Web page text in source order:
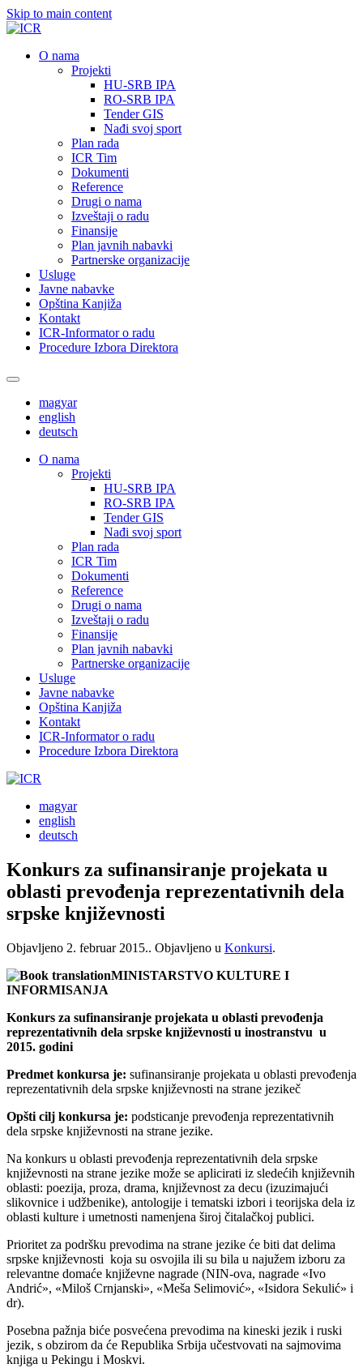
Skip to main content
О nama
Projekti
HU-SRB IPA
RO-SRB IPA
Tender GIS
Nađi svoj sport
Plan rada
ICR Tim
Dokumenti
Reference
Drugi o nama
Izveštaji o radu
Finansije
Plan javnih nabavki
Partnerske organizacije
Usluge
Javne nabavke
Opština Kanjiža
Kontakt
ICR-Informator o radu
Procedure Izbora Direktora
magyar
english
deutsch
О nama
Projekti
HU-SRB IPA
RO-SRB IPA
Tender GIS
Nađi svoj sport
Plan rada
ICR Tim
Dokumenti
Reference
Drugi o nama
Izveštaji o radu
Finansije
Plan javnih nabavki
Partnerske organizacije
Usluge
Javne nabavke
Opština Kanjiža
Kontakt
ICR-Informator o radu
Procedure Izbora Direktora
magyar
english
deutsch
Konkurs za sufinansiranje projekata u
oblasti prevođenja reprezentativnih dela
srpske književnosti
Objavljeno 2. februar 2015.. Objavljeno u Konkursi.
MINISTARSTVO KULTURE I
INFORMISANJA
Konkurs za sufinansiranje projekata u oblasti prevođenja
reprezentativnih dela srpske književnosti u inostranstvu u
2015. godini
Predmet konkursa je: sufinansiranje projekata u oblasti prevođenja
reprezentativnih dela srpske književnosti na strane jezikeč
Opšti cilj konkursa je: podsticanje prevođenja reprezentativnih
dela srpske književnosti na strane jezike.
Na konkurs u oblasti prevođenja reprezentativnih dela srpske
književnosti na strane jezike može se aplicirati iz sledećih književnih
oblasti: poezija, proza, drama, književnost za decu (izuzimajući
slikovnice i udžbenike), antologije i tematski izbori i teorijska dela iz
oblasti kulture i umetnosti namenjena široj čitalačkoj publici.
Prioritet za podršku prevodima na strane jezike će biti dat delima
srpske književnosti koja su osvojila ili su bila u najužem izboru za
relevantne domaće književne nagrade (NIN-ova, nagrade «Ivo
Andrić», «Miloš Crnjanski», «Meša Selimović», «Isidora Sekulić» i
dr).
Posebna pažnja biće posvećena prevodima na kineski jezik i ruski
jezik, s obzirom da će Republika Srbija učestvovati na sajmovima
knjiga u Pekingu i Moskvi.